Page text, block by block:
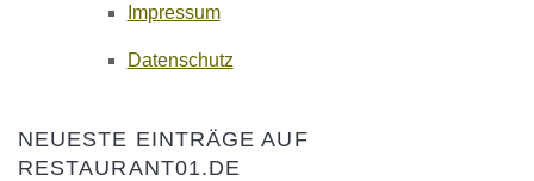
Impressum
Datenschutz
NEUESTE EINTRÄGE AUF
RESTAURANT01.DE